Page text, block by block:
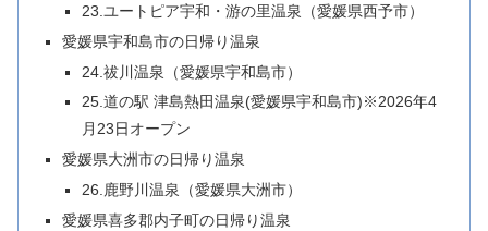
23.ユートピア宇和・游の里温泉（愛媛県西予市）
愛媛県宇和島市の日帰り温泉
24.祓川温泉（愛媛県宇和島市）
25.道の駅 津島熱田温泉(愛媛県宇和島市)※2026年4
月23日オープン
愛媛県大洲市の日帰り温泉
26.鹿野川温泉（愛媛県大洲市）
愛媛県喜多郡内子町の日帰り温泉